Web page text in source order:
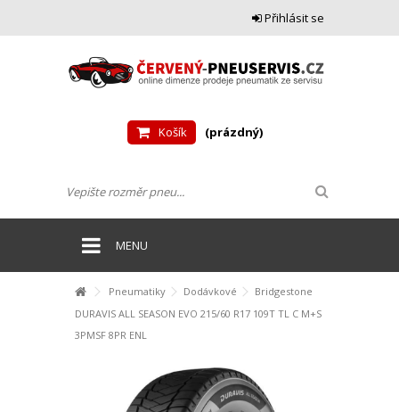
Přihlásit se
Košík (prázdný)
MENU
Pneumatiky Dodávkové
Bridgestone
DURAVIS ALL SEASON EVO 215/60 R17 109T TL C M+S
3PMSF 8PR ENL